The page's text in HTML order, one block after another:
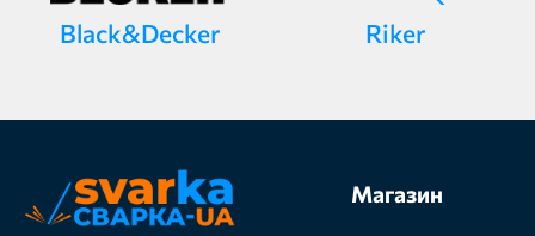
Black&Decker Riker
Магазин